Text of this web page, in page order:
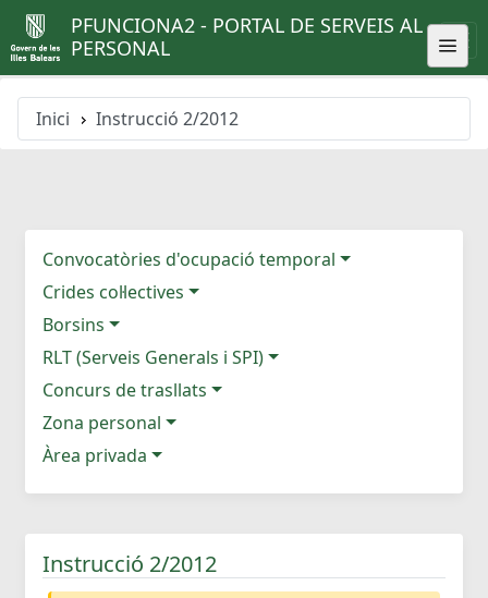
PFUNCIONA2 - PORTAL DE SERVEIS AL
PERSONAL
Inici Instrucció 2/2012
Convocatòries d'ocupació temporal
Crides col·lectives
Borsins
RLT (Serveis Generals i SPI)
Concurs de trasllats
Zona personal
Àrea privada
Instrucció 2/2012